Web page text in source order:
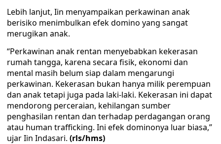
Lebih lanjut, Iin menyampaikan perkawinan anak
berisiko menimbulkan efek domino yang sangat
merugikan anak.
“Perkawinan anak rentan menyebabkan kekerasan
rumah tangga, karena secara fisik, ekonomi dan
mental masih belum siap dalam mengarungi
perkawinan. Kekerasan bukan hanya milik perempuan
dan anak tetapi juga pada laki-laki. Kekerasan ini dapat
mendorong perceraian, kehilangan sumber
penghasilan rentan dan terhadap perdagangan orang
atau human trafficking. Ini efek dominonya luar biasa,”
ujar Iin Indasari. (rls/hms)